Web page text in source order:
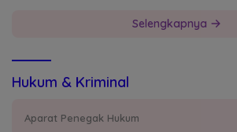
Selengkapnya
Hukum & Kriminal
Aparat Penegak Hukum